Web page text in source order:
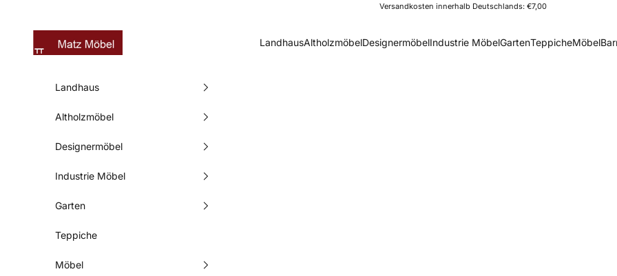
Versandkosten innerhalb Deutschlands: €7,00
Matz Möbel LandhausAltholzmöbelDesignermöbelIndustrie MöbelGartenTeppicheMöbel
Landhaus
Altholzmöbel
Designermöbel
Industrie Möbel
Garten
Teppiche
Möbel